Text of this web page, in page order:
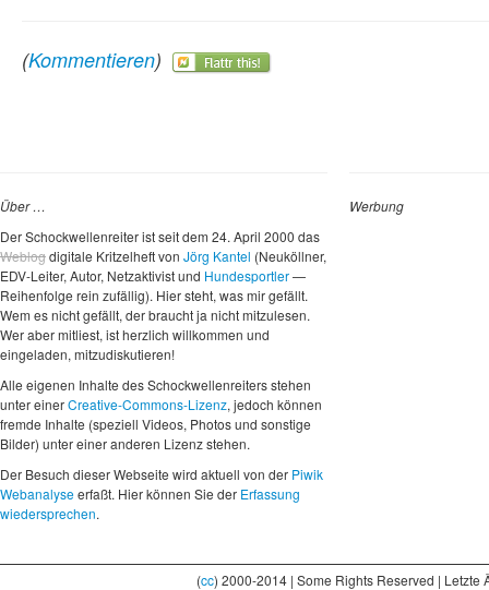
(Kommentieren)
Über …
Der Schockwellenreiter ist seit dem 24. April 2000 das
Weblogdigitale Kritzelheft von Jörg Kantel (Neuköllner,
EDV-Leiter, Autor, Netzaktivist und Hundesportler—
Reihenfolge rein zufällig). Hier steht, was mir gefällt.
Wem es nicht gefällt, der braucht ja nicht mitzulesen.
Wer aber mitliest, ist herzlich willkommen und
eingeladen, mitzudiskutieren!
Alle eigenen Inhalte des Schockwellenreiters stehen
unter einerCreative-Commons-Lizenz, jedoch können
fremde Inhalte (speziell Videos, Photos und sonstige
Bilder) unter einer anderen Lizenz stehen.
Der Besuch dieser Webseite wird aktuell von der Piwik
Webanalyseerfaßt. Hier können Sie der Erfassung
wiedersprechen.
Werbung
(cc) 2000-2014 | Some Rights Reserved |